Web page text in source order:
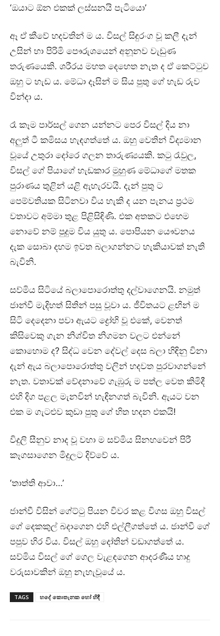
‘ඔයාට ඕන එකක් ලස්සනයි පැටියො’
ඈ ඒ කීවේ හදවතින් ම ය. විසල් සිඳුරංග වූ කලී දැන්
උසින් හා පිරිමි පෞරුශයෙන් අනූනව වැඩුණ
තරුණයෙකි. ශරීරය මහත දෙහෙත නැත ද ඒ කෙට්ටුව
ඔහු ට හැඩ ය. මේධා දෑසින් ම සිය පුතු ගේ හැඩ රුව
වින්දා ය.
රෑ කෑම පාර්සල් ගෙන යන්නට පෙර විසල් දිය නා
අලුත් ටී කමිසය හැඳගත්තේ ය. ඔහු වෙතින් විද්‍යමාන
වූයේ උතුරා දෝරෙ ගලන තාරුණ්‍යයකි. කටු රැවුල,
විසල් ගේ පියාගේ හැඩකාර මුහුණ මේධාගේ මතක
පුරාණය තුළින් යළි ඇහැරවයි. දැන් පුතු ට
පෙම්වතියක සිටිනවා විය හැකි ද යන පැනය ප්‍රථම
වතාවට අම්මා තුළ පිළිසිඳිණි. එක අතකට එහෙම
නොවේ නම් පුදුම විය යුතු ය. පොපියන යෞවනය
දැක සොබා දහම ඉවත බලාගන්නට හැකියාවක් නැති
බැවිනි.
සව්මිය සිටියේ බලාපොරොත්තු දල්වාගෙනයි. නමුත්
ජාන්වී මැදිහත් සිතින් පසු වූවා ය. ජීවිතයට ළඟින් ම
සිටි දෙදෙනා පවා ඇයට ද්‍රෝහි වූ එකේ, වෙනත්
කිසිවෙකු ගැන නිශ්චිත නිගමන වලට එන්නේ
කොහොම ද? සිද්ධ වෙන දේවල් දෙස බලා හිඳිනු විනා
දැන් ඇය බලාපොරොත්තු වලින් හදවත පුරවාගන්නේ
නැත. වතාවක් වේදනාවේ ගැඹුරු ම පත්ල වෙත කිමිදී
එහි දිග පළල මැනවින් හැඳිනගත් බැවිනි. ඇයට වන
එක ම ගැටළුව කුඩා පුතු ගේ හිත හදන එකයි!
විදුලි සීනුව නාද වූ වහා ම සව්මිය සිනහවෙන් පිරී
කෑගසාගෙන මිදුලට දිව්වේ ය.
‘තාත්ති ආවා…’
ජාන්වී විසින් ගේට්ටු පියන විවර කළ විගස ඔහු විසල්
ගේ දෙකකුල් බදාගෙන එහි එල්ලීගත්තේ ය. ජාන්වී ගේ
පපුව හිර විය. විසල් ඔහු දෝතින් වඩාගත්තේ ය.
සව්මිය විසල් ගේ ගෙල වැළඳගෙන ආදරණීය හාදු
වරුසාවකින් ඔහු නැහැවූයේ ය.
TAGS හදේ කොතැනක හෝ හිඳී